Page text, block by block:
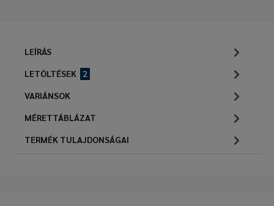
LEÍRÁS
LETÖLTÉSEK
2
VARIÁNSOK
MÉRETTÁBLÁZAT
TERMÉK TULAJDONSÁGAI